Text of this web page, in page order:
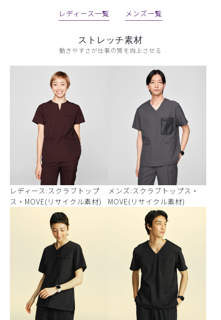
レディース一覧 メンズ一覧
ストレッチ素材
動きやすさが仕事の質を向上させる
レディース:スクラブトップ
ス・MOVE(リサイクル素材)
メンズ:スクラブトップス・
MOVE(リサイクル素材)